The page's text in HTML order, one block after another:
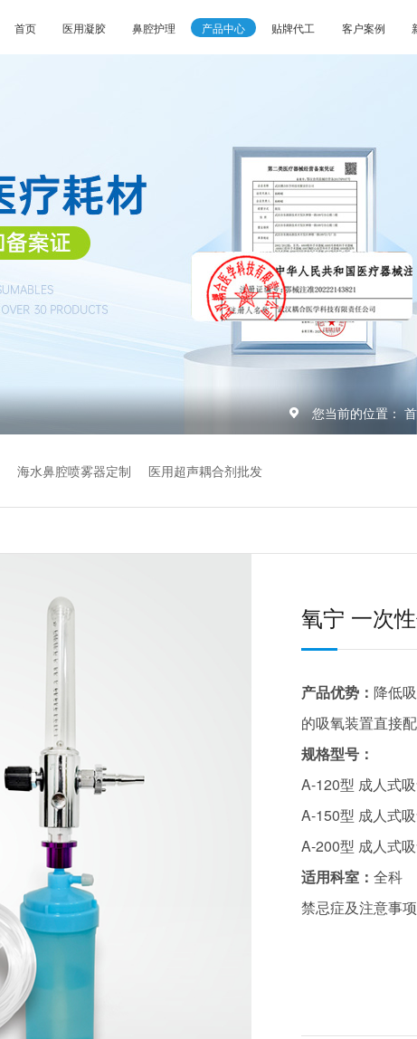
首页 医用凝胶 鼻腔护理 产品中心 贴牌代工 客户案例
您当前的位置：
海水鼻腔喷雾器定制 医用超声耦合剂批发
氧宁 一次
产品优势： 降低
的吸氧装置直接
规格型号：
A-120型 成人式
A-150型 成人式
A-200型 成人式
适用科室： 全科
禁忌症及注意事